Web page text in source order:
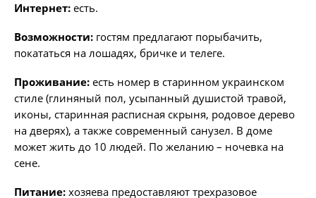
Интернет: есть.
Возможности: гостям предлагают порыбачить,
покататься на лошадях, бричке и телеге.
Проживание: есть номер в старинном украинском
стиле (глиняный пол, усыпанный душистой травой,
иконы, старинная расписная скрыня, родовое дерево
на дверях), а также современный санузел. В доме
может жить до 10 людей. По желанию – ночевка на
сене.
Питание: хозяева предоставляют трехразовое